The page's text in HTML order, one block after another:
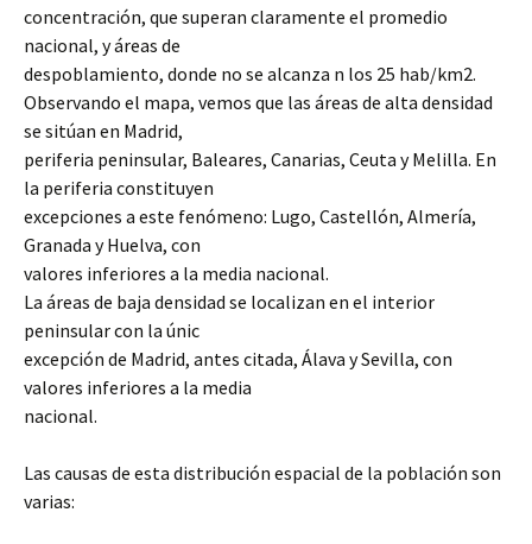
concentración, que superan claramente el promedio
nacional, y áreas de
despoblamiento, donde no se alcanza n los 25 hab/km2.
Observando el mapa, vemos que las áreas de alta densidad
se sitúan en Madrid,
periferia peninsular, Baleares, Canarias, Ceuta y Melilla. En
la periferia constituyen
excepciones a este fenómeno: Lugo, Castellón, Almería,
Granada y Huelva, con
valores inferiores a la media nacional.
La áreas de baja densidad se localizan en el interior
peninsular con la únic
excepción de Madrid, antes citada, Álava y Sevilla, con
valores inferiores a la media
nacional.
Las causas de esta distribución espacial de la población son
varias: